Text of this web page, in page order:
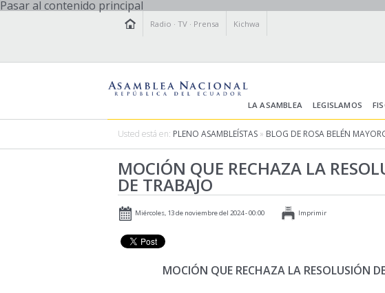
Pasar al contenido principal
Radio ·TV · Prensa Kichwa
LA ASAMBLEA LEGISLAMOS
Usted está en: PLENO ASAMBLEÍSTAS » BLOG DE ROSA BELÉN
MOCIÓN QUE RECHAZA LA
DE TRABAJO
Miércoles, 13 de noviembre del 2024 - 00:00 Imprimir
MOCIÓN QUE RECHAZA LA RESOLUSIÓN